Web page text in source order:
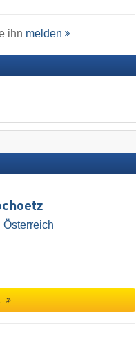
ihn melden
Österreich